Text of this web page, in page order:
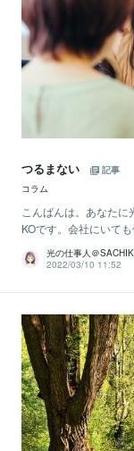
つるまない
記事
コラム
こんばんは。あなた
KOです。会社にいて
光の仕事人＠
2022/03/10 11:52